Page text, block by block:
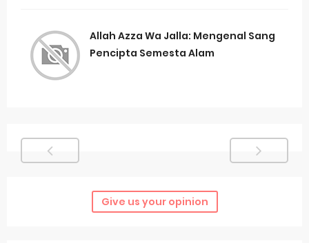
Allah Azza Wa Jalla: Mengenal Sang
Pencipta Semesta Alam
Give us your opinion